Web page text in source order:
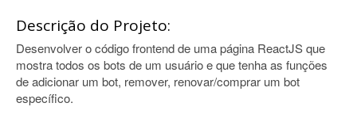
Descrição do Projeto:
Desenvolver o código frontend de uma página ReactJS que
mostra todos os bots de um usuário e que tenha as funções
de adicionar um bot, remover, renovar/comprar um bot
específico.